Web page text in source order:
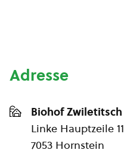
Adresse
Biohof Zwiletitsch
Linke Hauptzeile 11
7053 Hornstein